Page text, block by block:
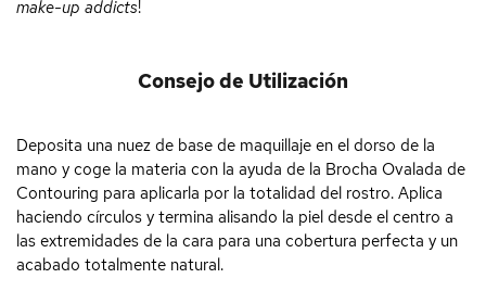
make-up addicts!
Consejo de Utilización
Deposita una nuez de base de maquillaje en el dorso de la
mano y coge la materia con la ayuda de la Brocha Ovalada de
Contouring para aplicarla por la totalidad del rostro. Aplica
haciendo círculos y termina alisando la piel desde el centro a
las extremidades de la cara para una cobertura perfecta y un
acabado totalmente natural.